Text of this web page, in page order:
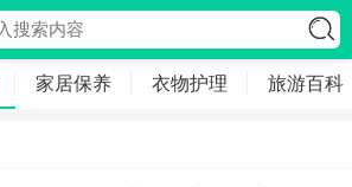
家居保养 衣物护理 旅游百科